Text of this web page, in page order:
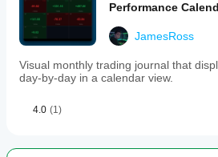
Performance
JamesRoss
Visual monthly trading journal that
day-by-day in a calendar view.
4.0 (1)